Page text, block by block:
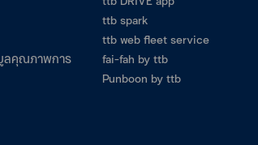
มูลคุณภาพการ
ttb spark
ttb web fleet service
fai-fah by ttb
Punboon by ttb